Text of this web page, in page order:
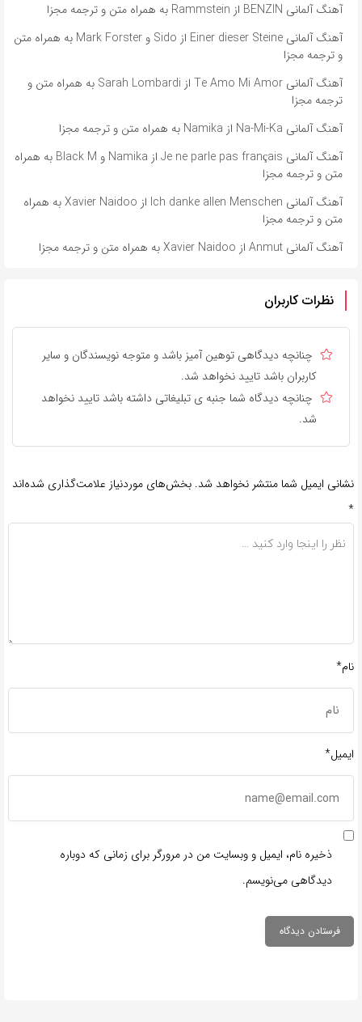
آهنگ آلمانی BENZIN از Rammstein به همراه متن و ترجمه مجزا
آهنگ آلمانی ​​Einer dieser Steine از Sido و Mark Forster به همراه متن
و ترجمه مجزا
آهنگ آلمانی ​​Te Amo Mi Amor از Sarah Lombardi به همراه متن و
ترجمه مجزا
آهنگ آلمانی ​​Na-Mi-Ka از Namika به همراه متن و ترجمه مجزا
آهنگ آلمانی ​​Je ne parle pas français از Namika و Black M به همراه
متن و ترجمه مجزا
آهنگ آلمانی ​​Ich danke allen Menschen از Xavier Naidoo به همراه
متن و ترجمه مجزا
آهنگ آلمانی ​​Anmut از Xavier Naidoo به همراه متن و ترجمه مجزا
نظرات کاربران
چنانچه دیدگاهی توهین آمیز باشد و متوجه نویسندگان و سایر
کاربران باشد تایید نخواهد شد.
چنانچه دیدگاه شما جنبه ی تبلیغاتی داشته باشد تایید نخواهد
شد.
نشانی ایمیل شما منتشر نخواهد شد. بخش‌های موردنیاز علامت‌گذاری شده‌اند
*
نام*
ایمیل*
ذخیره نام، ایمیل و وبسایت من در مرورگر برای زمانی که دوباره
دیدگاهی می‌نویسم.